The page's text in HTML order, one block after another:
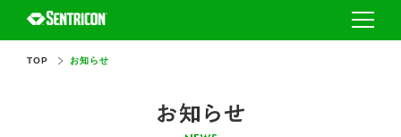
セントリコンとは
TOP お知らせ